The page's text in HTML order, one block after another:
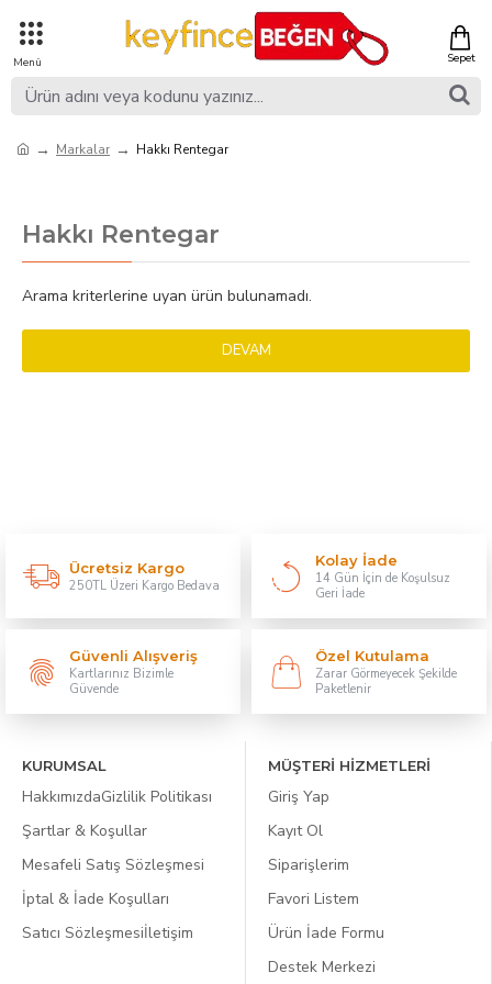
Markalar Hakkı Rentegar
Hakkı Rentegar
Arama kriterlerine uyan ürün bulunamadı.
DEVAM
Ücretsiz Kargo
250TL Üzeri Kargo Bedava
Kolay İade
14 Gün İçin de Koşulsuz
Geri İade
Güvenli Alışveriş
Kartlarınız Bizimle
Güvende
Özel Kutulama
Zarar Görmeyecek Şekilde
Paketlenir
KURUMSAL
HakkımızdaGizlilik Politikası
Şartlar & Koşullar
Mesafeli Satış Sözleşmesi
İptal & İade Koşulları
Satıcı Sözleşmesiİletişim
MÜŞTERİ HİZMETLERİ
Giriş Yap
Kayıt Ol
Siparişlerim
Favori Listem
Ürün İade Formu
Destek Merkezi